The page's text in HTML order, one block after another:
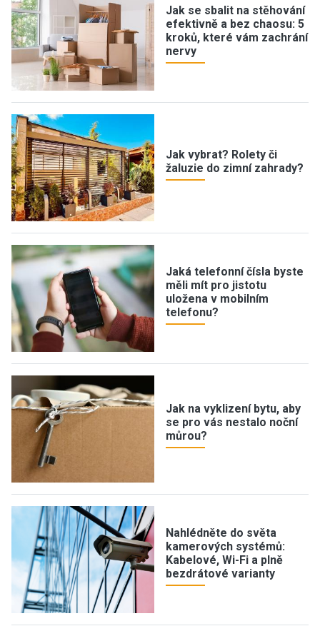
Jak se sbalit na stěhování
efektivně a bez chaosu: 5
kroků, které vám zachrání
nervy
Jak vybrat? Rolety či
žaluzie do zimní zahrady?
Jaká telefonní čísla byste
měli mít pro jistotu
uložena v mobilním
telefonu?
Jak na vyklizení bytu, aby
se pro vás nestalo noční
můrou?
Nahlédněte do světa
kamerových systémů:
Kabelové, Wi-Fi a plně
bezdrátové varianty